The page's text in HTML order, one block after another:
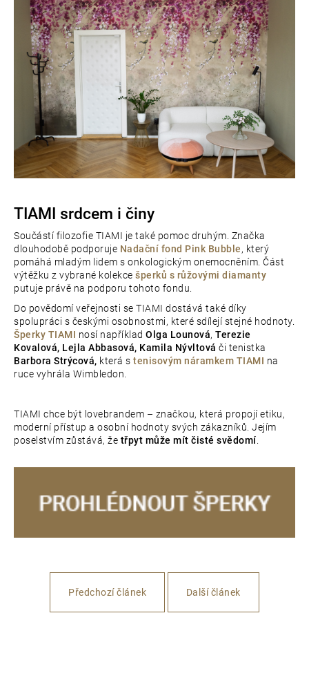
TIAMI srdcem i činy
Součástí filozofie TIAMI je také pomoc druhým. Značka
dlouhodobě podporuje Nadační fond Pink Bubble, který
pomáhá mladým lidem s onkologickým onemocněním. Část
výtěžku z vybrané kolekce šperků s růžovými diamanty
putuje právě na podporu tohoto fondu.
Do povědomí veřejnosti se TIAMI dostává také díky
spolupráci s českými osobnostmi, které sdílejí stejné hodnoty.
Šperky TIAMI nosí například Olga Lounová, Terezie
Kovalová, Lejla Abbasová, Kamila Nývltová či tenistka
Barbora Strýcová, která s tenisovým náramkem TIAMI na
ruce vyhrála Wimbledon.
TIAMI chce být lovebrandem – značkou, která propojí etiku,
moderní přístup a osobní hodnoty svých zákazníků. Jejím
poselstvím zůstává, že třpyt může mít čisté svědomí
Předchozí článek Další článek